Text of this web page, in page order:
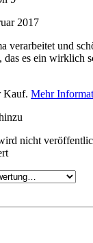
2017
verarbeitet und
das es ein wirklich
Kauf. Mehr
nicht